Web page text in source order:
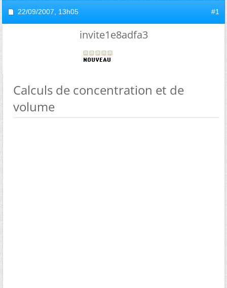
22/09/2007, 13h05 #1
invite1e8adfa3
Calculs de concentration et de
volume